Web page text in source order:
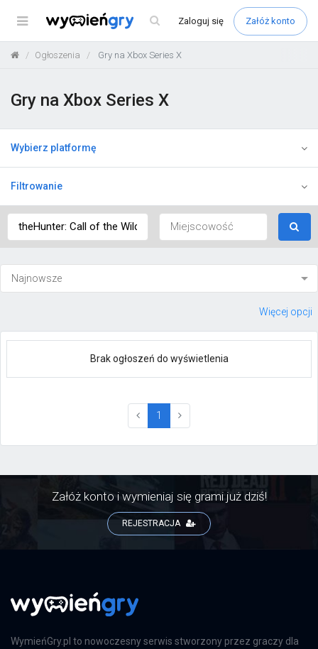
Menu Zaloguj się Załóż konto
Ogłoszenia Gry na Xbox Series X
Gry na Xbox Series X
Wybierz platformę
Filtrowanie
Więcej opcji
Brak ogłoszeń do wyświetlenia
1 (current)
Załóż konto i wymieniaj się grami już dziś!
REJESTRACJA
WymieńGry.pl to nowoczesny serwis stworzony przez graczy dla